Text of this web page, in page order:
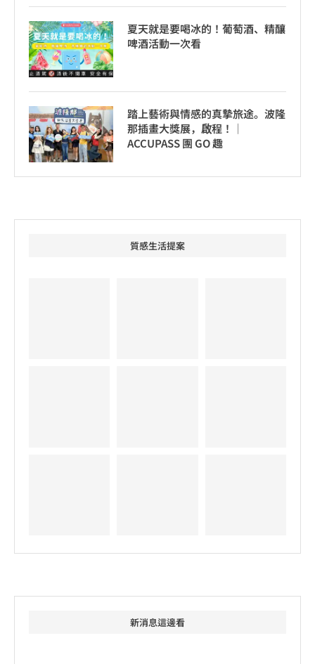
夏天就是要喝冰的！葡萄酒、精釀
啤酒活動一次看
踏上藝術與情感的真摯旅途。波隆
那插畫大獎展，啟程！│
ACCUPASS 團 GO 趣
質感生活提案
新消息這邊看